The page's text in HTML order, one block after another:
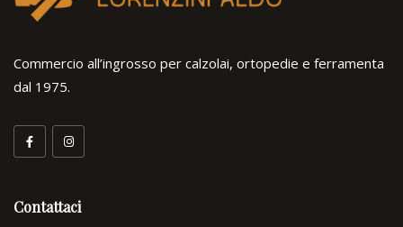
Commercio all’ingrosso per calzolai, ortopedie e ferramenta
dal 1975.
Contattaci